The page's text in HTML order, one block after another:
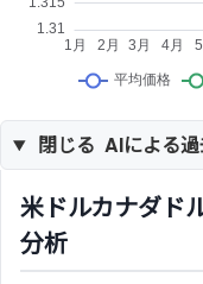
閉じる AIによる
米ドルカナダド
分析